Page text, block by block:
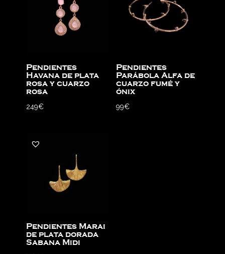
Pendientes
Havana de plata
rosa y cuarzo
rosa
249€
Pendientes
Parábola Alfa de
cuarzo fumé y
ónix
99€
Pendientes Marai
de plata dorada
Sabana Midi